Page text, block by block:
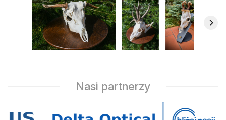
Zamów ogłoszenie on-line
Zamów ogłoszenie do druku
Nasi partnerzy